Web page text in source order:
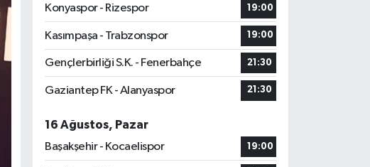
Konyaspor - Rizespor
19:00
Kasımpaşa - Trabzonspor 19:00
Gençlerbirliği S.K. - Fenerbahçe 21:30
Gaziantep FK - Alanyaspor 21:30
16 Ağustos, Pazar
Başakşehir - Kocaelispor
19:00